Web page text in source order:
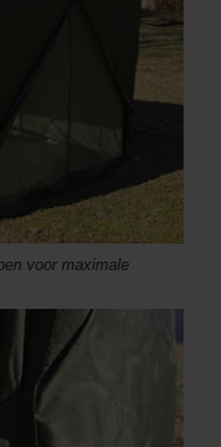
voor maximale